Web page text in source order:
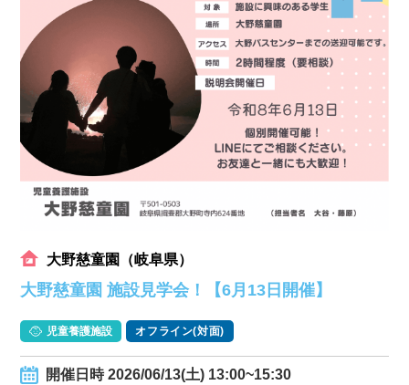
大野慈童園（岐阜県）
大野慈童園 施設見学会！【6月13日開催】
児童養護施設 オフライン(対面)
開催日時 2026/06/13(土) 13:00~15:30